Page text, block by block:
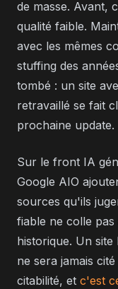
de masse. Avant,
qualité faible.
avec les mêmes
stuffing des
tombé : un site
retravaillé se fait
prochaine update.
Sur le front IA
Google AIO
sources qu'ils
fiable ne colle
historique. Un
ne sera jamais
citabilité, et c'est